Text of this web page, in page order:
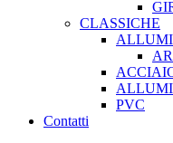
CLASSICHE
PVC
Contatti